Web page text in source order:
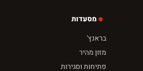
מסעדות
בראנץ'
מזון מהיר
פתיחות וסגירות